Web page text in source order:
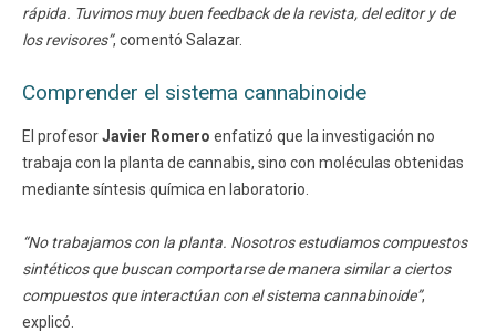
rápida. Tuvimos muy buen feedback de la revista, del editor y de
los revisores”, comentó Salazar.
Comprender el sistema cannabinoide
El profesorJavier Romero enfatizó que la investigación no
trabaja con la planta de cannabis, sino con moléculas obtenidas
mediante síntesis química en laboratorio.
“No trabajamos con la planta. Nosotros estudiamos compuestos
sintéticos que buscan comportarse de manera similar a ciertos
compuestos que interactúan con el sistema cannabinoide”,
explicó.